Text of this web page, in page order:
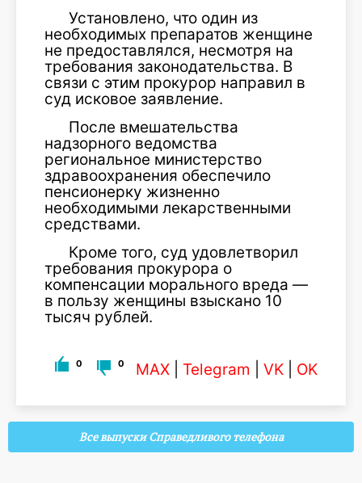
Установлено, что один из
необходимых препаратов женщине
не предоставлялся, несмотря на
требования законодательства. В
связи с этим прокурор направил в
суд исковое заявление.
После вмешательства
надзорного ведомства
региональное министерство
здравоохранения обеспечило
пенсионерку жизненно
необходимыми лекарственными
средствами.
Кроме того, суд удовлетворил
требования прокурора о
компенсации морального вреда —
в пользу женщины взыскано 10
тысяч рублей.
0 0 MAX Telegram VK OK
Все выпуски Справедливого телефона